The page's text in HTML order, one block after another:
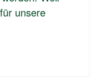
unsere